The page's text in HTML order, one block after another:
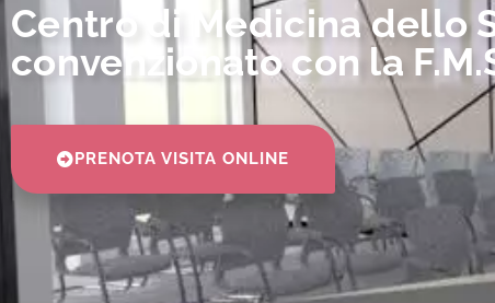
Centro di Medicina dello
convenzionato con la
PRENOTA VISITA ONLINE